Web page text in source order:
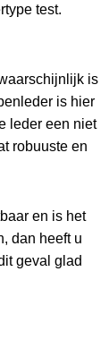
test.
is
is hier
leder een niet
robuuste en
en is het
dan heeft u
geval glad